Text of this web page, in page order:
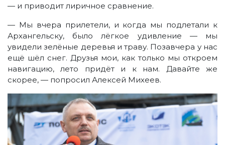
— и приводит лиричное сравнение.
— Мы вчера прилетели, и когда мы подлетали к
Архангельску, было лёгкое удивление — мы
увидели зелёные деревья и траву. Позавчера у нас
ещё шёл снег. Друзья мои, как только мы откроем
навигацию, лето придёт и к нам. Давайте же
скорее, — попросил Алексей Михеев.